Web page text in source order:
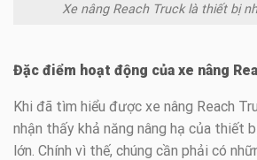
Xe nâng Reach Truck là thiết bị
Đặc điểm hoạt động của xe nâng
Khi đã tìm hiểu được xe nâng Reach
nhận thấy khả năng nâng hạ của thiết
lớn. Chính vì thế, chúng cần phải có